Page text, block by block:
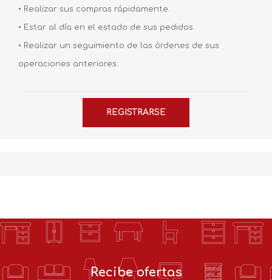
• Realizar sus compras rápidamente.
• Estar al día en el estado de sus pedidos.
• Realizar un seguimiento de las órdenes de sus
operaciones anteriores.
Recibe ofertas